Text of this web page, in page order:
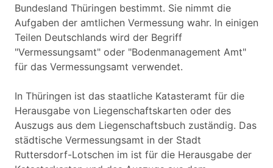
Bundesland Thüringen bestimmt. Sie nimmt die
Aufgaben der amtlichen Vermessung wahr. In einigen
Teilen Deutschlands wird der Begriff
"Vermessungsamt" oder "Bodenmanagement Amt"
für das Vermessungsamt verwendet.
In Thüringen ist das staatliche Katasteramt für die
Herausgabe von Liegenschaftskarten oder des
Auszugs aus dem Liegenschaftsbuch zuständig. Das
städtische Vermessungsamt in der Stadt
Ruttersdorf-Lotschen im ist für die Herausgabe der